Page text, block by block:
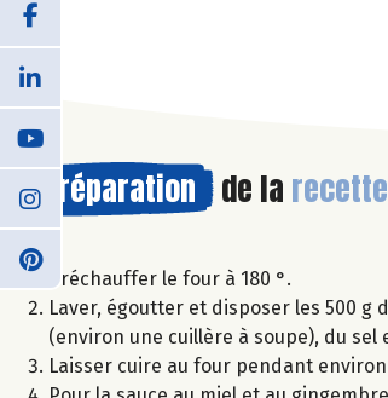
Préparation de la recette
Préchauffer le four à 180 °.
Laver, égoutter et disposer les 500 g
(environ une cuillère à soupe), du sel
Laisser cuire au four pendant environ